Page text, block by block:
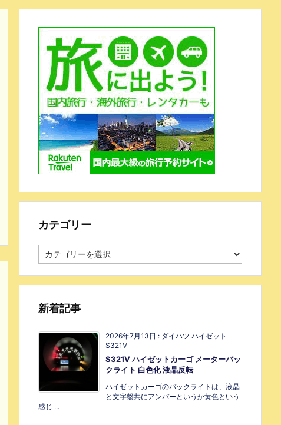
カテゴリー
新着記事
2026年7月13日 : ダイハツ ハイゼット
S321V
S321V ハイゼットカーゴ メーターバッ
クライト 白色化 液晶反転
ハイゼットカーゴのバックライトは、液晶
と文字盤共にアンバーというか黄色という
感じ ...